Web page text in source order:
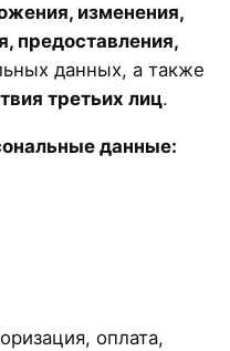
изменения,
предоставления,
данных, а также
третьих лиц.
данные:
оплата,